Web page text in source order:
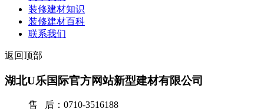
装修建材知识
装修建材百科
联系我们
返回顶部
湖北U乐国际官方网站新型建材有限公司
售 后：0710-3516188